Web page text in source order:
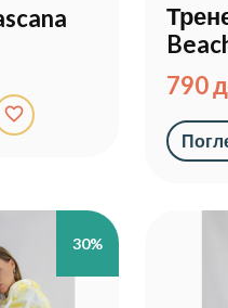
favorite_border
790
30%